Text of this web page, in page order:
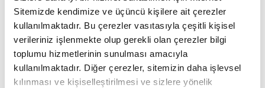
Sitemizde kendimize ve üçüncü kişilere ait çerezler
kullanılmaktadır. Bu çerezler vasıtasıyla çeşitli kişisel
verileriniz işlenmekte olup gerekli olan çerezler bilgi
toplumu hizmetlerinin sunulması amacıyla
kullanılmaktadır. Diğer çerezler, sitemizin daha işlevsel
kılınması ve kişiselleştirilmesi ve sizlere yönelik